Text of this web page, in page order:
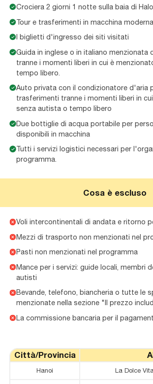
Crociera 2 giorni 1 notte sulla baia di
Tour e trasferimenti in macchina
I biglietti d'ingresso dei siti visitati
Guida in inglese o in italiano menzionata
tranne i momenti liberi in cui è
tempo libero.
Auto privata con il condizionatore d'aria
trasferimenti tranne i momenti liberi in
senza autista o tempo libero
Due bottiglie di acqua portabile per
disponibili in macchina
Tutti i servizi logistici necessari per
programma.
Cosa è escluso
Voli intercontinentali di andata e ritorno
Mezzi di trasporto non menzionati nel
Pasti non menzionati nel programma
Mance per i servizi: guide locali, membri
autisti
Bevande, telefono, biancheria o tutte le
menzionate nella sezione "Il prezzo
La commissione bancaria per il
Città/Provincia
Hanoi La Dolce